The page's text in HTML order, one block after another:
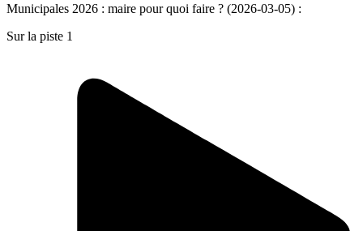
Municipales 2026 : maire pour quoi faire ? (2026-03-05) :
Sur la piste 1